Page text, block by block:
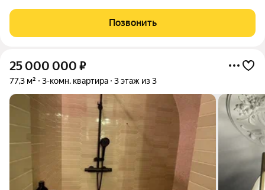
укомплектована премиальной техникой и мебелью, остается
Позвонить
25 000 000 ₽
77,3 м² 3-комн. квартира 3 этаж из 3